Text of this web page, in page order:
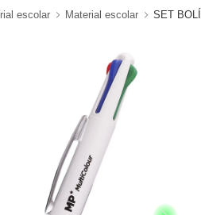
escolar Material escolar SET